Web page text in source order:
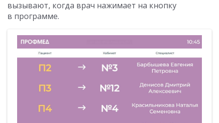
вызывают, когда врач нажимает на кнопку
в программе.